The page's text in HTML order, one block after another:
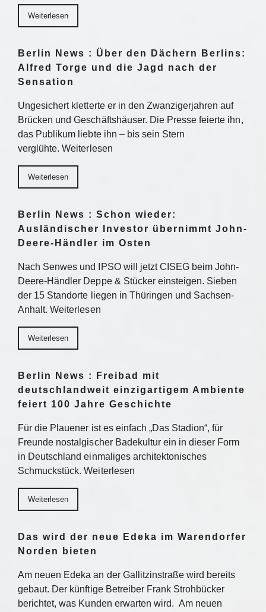
Weiterlesen
Berlin News : Über den Dächern Berlins:
Alfred Torge und die Jagd nach der
Sensation
Ungesichert kletterte er in den Zwanzigerjahren auf
Brücken und Geschäftshäuser. Die Presse feierte ihn,
das Publikum liebte ihn – bis sein Stern
verglühte. Weiterlesen
Weiterlesen
Berlin News : Schon wieder:
Ausländischer Investor übernimmt John-
Deere-Händler im Osten
Nach Senwes und IPSO will jetzt CISEG beim John-
Deere-Händler Deppe & Stücker einsteigen. Sieben
der 15 Standorte liegen in Thüringen und Sachsen-
Anhalt. Weiterlesen
Weiterlesen
Berlin News : Freibad mit
deutschlandweit einzigartigem Ambiente
feiert 100 Jahre Geschichte
Für die Plauener ist es einfach „Das Stadion“, für
Freunde nostalgischer Badekultur ein in dieser Form
in Deutschland einmaliges architektonisches
Schmuckstück. Weiterlesen
Weiterlesen
Das wird der neue Edeka im Warendorfer
Norden bieten
Am neuen Edeka an der Gallitzinstraße wird bereits
gebaut. Der künftige Betreiber Frank Strohbücker
berichtet, was Kunden erwarten wird. Am neuen